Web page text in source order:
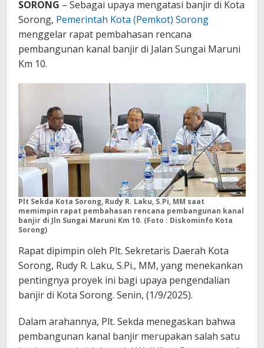
SORONG – Sebagai upaya mengatasi banjir di Kota
Sorong, Pemerintah Kota (Pemkot) Sorong
menggelar rapat pembahasan rencana
pembangunan kanal banjir di Jalan Sungai Maruni
Km 10.
Plt Sekda Kota Sorong, Rudy R. Laku, S.Pi, MM saat
memimpin rapat pembahasan rencana pembangunan kanal
banjir di Jln Sungai Maruni Km 10. (Foto : Diskominfo Kota
Sorong)
Rapat dipimpin oleh Plt. Sekretaris Daerah Kota
Sorong, Rudy R. Laku, S.Pi., MM, yang menekankan
pentingnya proyek ini bagi upaya pengendalian
banjir di Kota Sorong. Senin, (1/9/2025).
Dalam arahannya, Plt. Sekda menegaskan bahwa
pembangunan kanal banjir merupakan salah satu